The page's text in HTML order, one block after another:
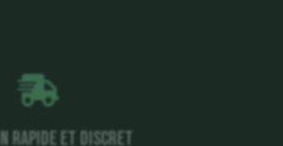

rapide et discret